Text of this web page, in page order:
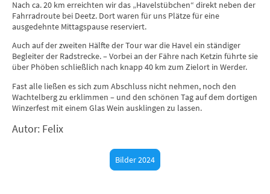
Nach ca. 20 km erreichten wir das „Havelstübchen“ direkt neben der
Fahrradroute bei Deetz. Dort waren für uns Plätze für eine
ausgedehnte Mittagspause reserviert.
Auch auf der zweiten Hälfte der Tour war die Havel ein ständiger
Begleiter der Radstrecke. – Vorbei an der Fähre nach Ketzin führte sie
über Phöben schließlich nach knapp 40 km zum Zielort in Werder.
Fast alle ließen es sich zum Abschluss nicht nehmen, noch den
Wachtelberg zu erklimmen – und den schönen Tag auf dem dortigen
Winzerfest mit einem Glas Wein ausklingen zu lassen.
Autor: Felix
Bilder 2024